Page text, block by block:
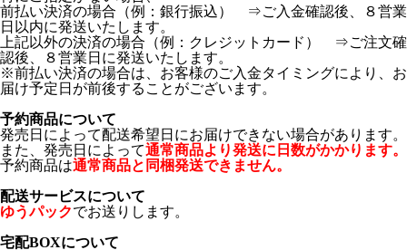
前払い決済の場合（例：銀行振込） ⇒ご入金確認後、８営業
日以内に発送いたします。
上記以外の決済の場合（例：クレジットカード） ⇒ご注文確
認後、８営業日に発送いたします。
※前払い決済の場合は、お客様のご入金タイミングにより、お
届け予定日が前後することがございます。
予約商品について
発売日によって配送希望日にお届けできない場合があります。
また、発売日によって通常商品より発送に日数がかかります。
予約商品は通常商品と同梱発送できません。
配送サービスについて
ゆうパックでお送りします。
宅配BOXについて